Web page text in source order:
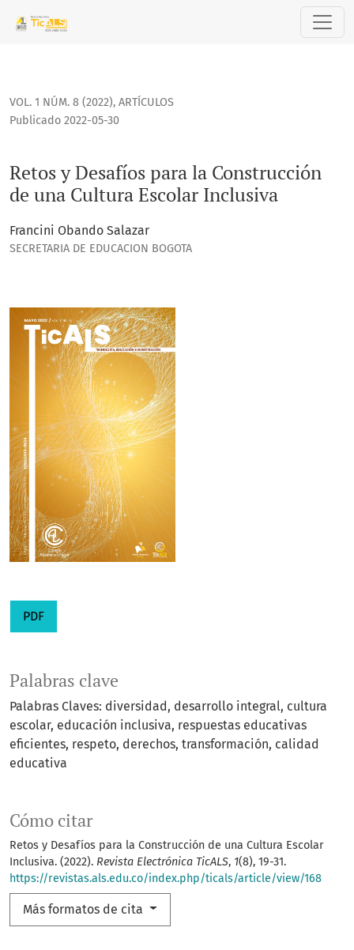
Retos y Desafíos para la Construcción de una Cultura
VOL. 1 NÚM. 8 (2022), ARTÍCULOS
Retos y Desafíos para la Construcción
de una Cultura Escolar Inclusiva
Publicado 2022-05-30
Francini Obando Salazar
SECRETARIA DE EDUCACION BOGOTA
PDF
Palabras clave
Palabras Claves: diversidad, desarrollo integral, cultura
escolar, educación inclusiva, respuestas educativas
eficientes, respeto, derechos, transformación, calidad
educativa
Cómo citar
Retos y Desafíos para la Construcción de una Cultura Escolar
Inclusiva. (2022). Revista Electrónica TicALS, 1(8), 19-31.
https://revistas.als.edu.co/index.php/ticals/article/view/168
Más formatos de cita